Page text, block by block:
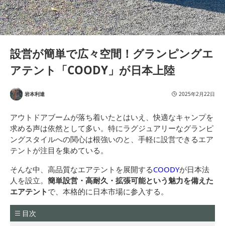
設営が簡単で広々空間！グランピングエ
アテント「COODY」が日本上陸
岩本利達 2025年2月22日
アウトドアブームが落ち着いたとはいえ、快適なキャンプを
求める声は依然として多い。特にラグジュアリーなグランピ
ングスタイルへの関心は根強いのと、手軽に設営できるエア
テントが注目を集めている。
そんな中、高品質なエアテントを展開するCOODYが日本法
人を設立。 簡単設営・高耐久・拡張可能という魅力を備えた
エアテント で、本格的に日本市場に参入する。
目次